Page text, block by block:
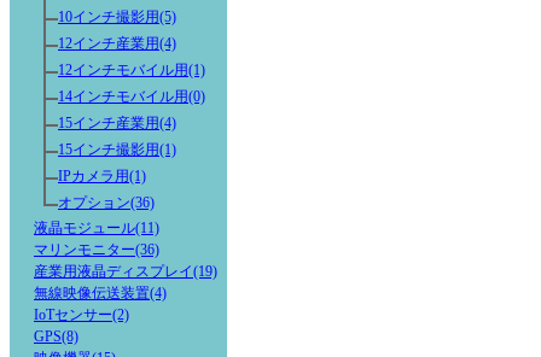
10インチ撮影用(5)
12インチ産業用(4)
12インチモバイル用(1)
14インチモバイル用(0)
15インチ産業用(4)
15インチ撮影用(1)
IPカメラ用(1)
オプション(36)
液晶モジュール(11)
マリンモニター(36)
産業用液晶ディスプレイ(19)
無線映像伝送装置(4)
IoTセンサー(2)
GPS(8)